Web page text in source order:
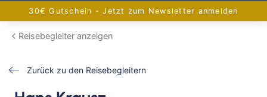
30€ Gutschein - Jetzt zum Newsletter anmelden
Alleinreisende
Griechenland
AIDA Verlockung der Woche
Reisebegleiter anzeigen
Zurück zu den Reisebegleitern